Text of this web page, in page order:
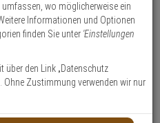
f.
gold
umfassen, wo möglicherweise ein
Informationen und Optionen
finden Sie unter 'Einstellungen
über den Link „Datenschutz
Ohne Zustimmung verwenden wir nur